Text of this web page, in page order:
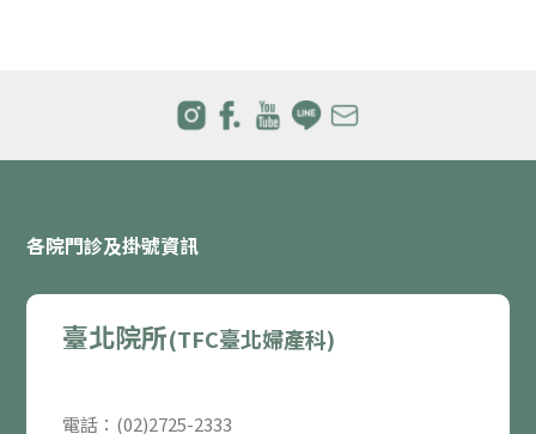
各院門診及掛號資訊
臺北院所(TFC臺北婦產科)
電話：(02)2725-2333